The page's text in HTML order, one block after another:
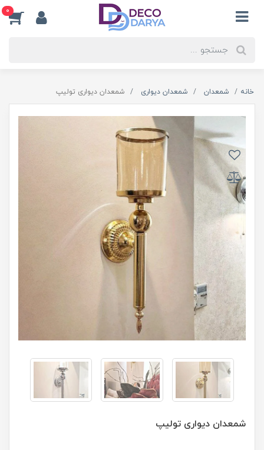
0
خانه شمعدان شمعدان دیواری شمعدان دیواری تولیپ
شمعدان دیواری تولیپ